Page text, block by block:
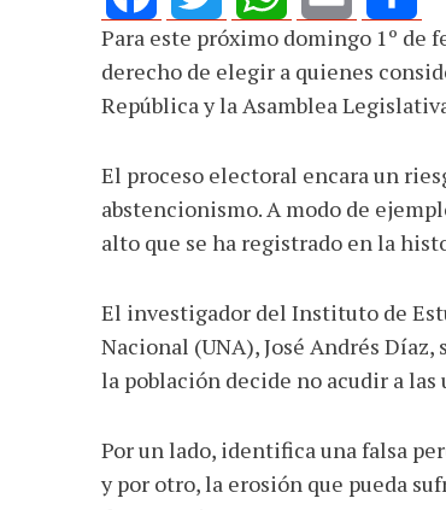
FacebookTwitterWhatsApp
Email Share
Para este próximo domingo 1º de
derecho de elegir a quienes
República y la Asamblea
El proceso electoral encara un
abstencionismo. A modo de
alto que se ha registrado en la
El investigador del Instituto de
Nacional (UNA), José Andrés
la población decide no acudir a las
Por un lado, identifica una falsa
y por otro, la erosión que pueda